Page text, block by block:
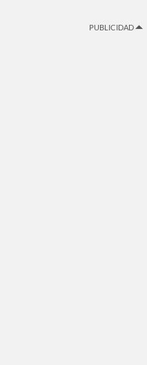
PUBLICIDAD